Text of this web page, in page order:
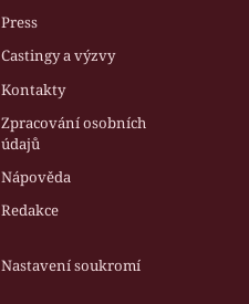
Press
Castingy a výzvy
Kontakty
Zpracování osobních
údajů
Nápověda
Redakce
Nastavení soukromí